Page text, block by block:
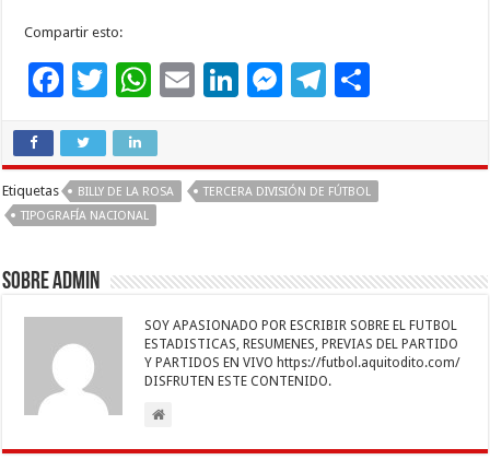
Compartir esto:
F
e
b
o
k
T
tt
er
W
at
sA
p
E
l
Li
e
M
n
T
gr p
r
Etiquetas BILLY DE LA ROSA
TERCERA DIVISIÓN DE FÚTBOL
TIPOGRAFÍA NACIONAL
Sobre admin
SOY APASIONADO POR ESCRIBIR SOBRE EL FUTBOL
ESTADISTICAS, RESUMENES, PREVIAS DEL PARTIDO
Y PARTIDOS EN VIVO https://futbol.aquitodito.com/
DISFRUTEN ESTE CONTENIDO.